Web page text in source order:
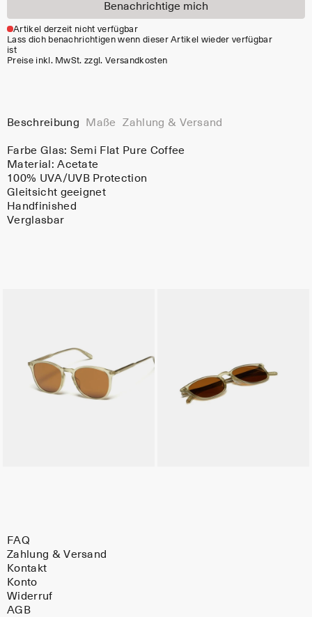
Benachrichtige mich
Artikel derzeit nicht verfügbar
Lass dich benachrichtigen wenn dieser Artikel wieder verfügbar
ist
Preise inkl. MwSt. zzgl. Versandkosten
Beschreibung Maße Zahlung & Versand
Farbe Glas: Semi Flat Pure Coffee
Material:Acetate
100% UVA/UVB Protection
Gleitsicht geeignet
Handfinished
Verglasbar
FAQ
Zahlung & Versand
Kontakt
Konto
Widerruf
AGB